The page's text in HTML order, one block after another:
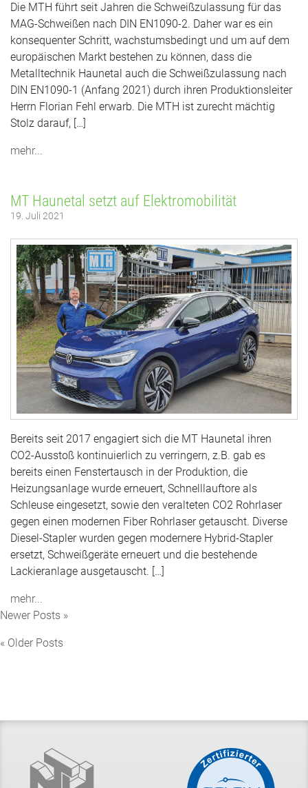
Die MTH führt seit Jahren die Schweißzulassung für das
MAG-Schweißen nach DIN EN1090-2. Daher war es ein
konsequenter Schritt, wachstumsbedingt und um auf dem
europäischen Markt bestehen zu können, dass die
Metalltechnik Haunetal auch die Schweißzulassung nach
DIN EN1090-1 (Anfang 2021) durch ihren Produktionsleiter
Herrn Florian Fehl erwarb. Die MTH ist zurecht mächtig
Stolz darauf, […]
mehr...
MT Haunetal setzt auf Elektromobilität
19. Juli 2021
Bereits seit 2017 engagiert sich die MT Haunetal ihren
CO2-Ausstoß kontinuierlich zu verringern, z.B. gab es
bereits einen Fenstertausch in der Produktion, die
Heizungsanlage wurde erneuert, Schnelllauftore als
Schleuse eingesetzt, sowie den veralteten CO2 Rohrlaser
gegen einen modernen Fiber Rohrlaser getauscht. Diverse
Diesel-Stapler wurden gegen modernere Hybrid-Stapler
ersetzt, Schweißgeräte erneuert und die bestehende
Lackieranlage ausgetauscht. […]
mehr...
Newer Posts »
« Older Posts